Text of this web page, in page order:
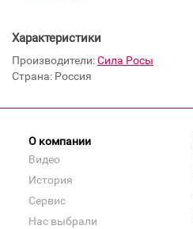
Характеристики
Производители:Сила Росы
Страна: Россия
О компании
Видео
История
Сервис
Нас выбрали